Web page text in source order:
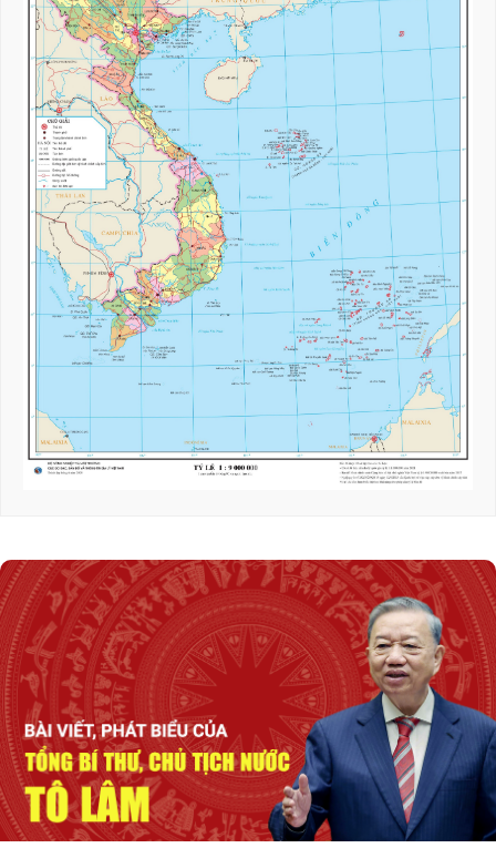
thư Trần Cẩm Tú tại Phiên họp toàn thể về đối
ngoại Đảng và đối ngoại nhân dân
Thường trực Ban Bí thư Trần Cẩm Tú tiếp Đại
sứ Singapore
Khẩn trương hoàn thiện đề xuất cơ chế, chính
sách phát triển Trung tâm lọc hóa dầu và
năng lượng quốc gia tại Dung Quất (Quảng
Ngãi)
Triển khai hiệu quả Thỏa thuận hợp tác giữa
hai Quốc hội Việt Nam - Thái Lan
Tổng Bí thư, Chủ tịch nước tiếp Tư lệnh Bộ
Nỗ lực để biến cơ hội bên ngoài trở thành
nguồn lực phát triển
Tổng Bí thư, Chủ tịch nước Tô Lâm: Quan hệ
Việt Nam - Malaysia ngày càng phát triển
năng động
Thủ tướng Lê Minh Hưng tiếp Bộ trưởng
Quốc phòng Malaysia